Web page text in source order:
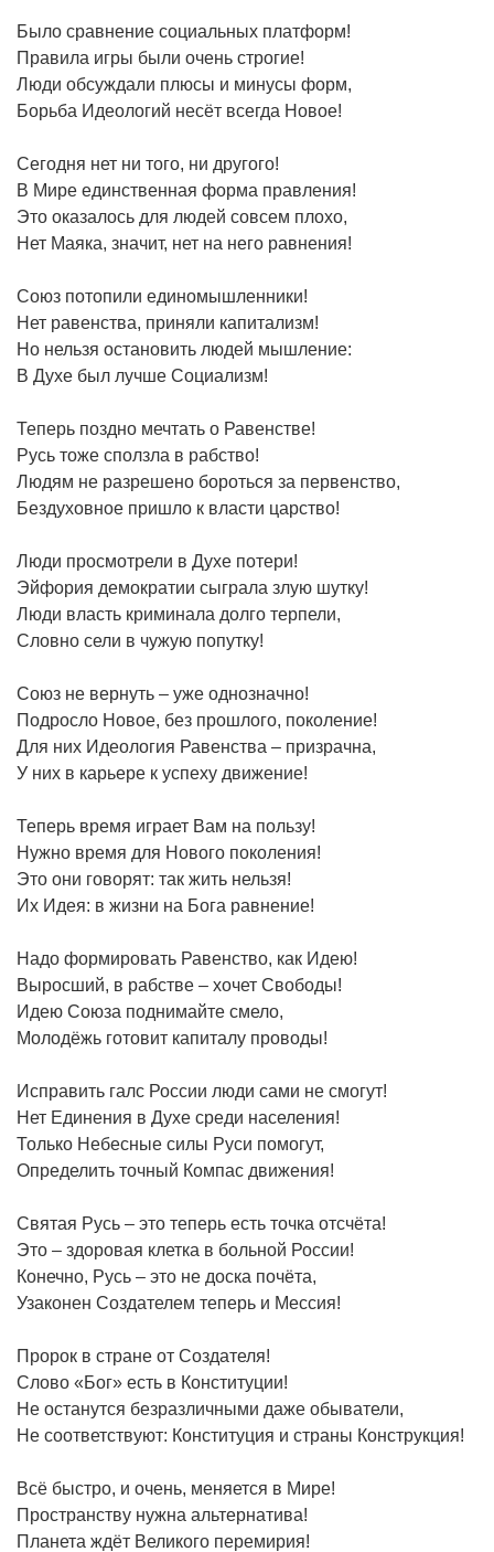
Было сравнение социальных платформ!
Правила игры были очень строгие!
Люди обсуждали плюсы и минусы форм,
Борьба Идеологий несёт всегда Новое!
Сегодня нет ни того, ни другого!
В Мире единственная форма правления!
Это оказалось для людей совсем плохо,
Нет Маяка, значит, нет на него равнения!
Союз потопили единомышленники!
Нет равенства, приняли капитализм!
Но нельзя остановить людей мышление:
В Духе был лучше Социализм!
Теперь поздно мечтать о Равенстве!
Русь тоже сползла в рабство!
Людям не разрешено бороться за первенство,
Бездуховное пришло к власти царство!
Люди просмотрели в Духе потери!
Эйфория демократии сыграла злую шутку!
Люди власть криминала долго терпели,
Словно сели в чужую попутку!
Союз не вернуть – уже однозначно!
Подросло Новое, без прошлого, поколение!
Для них Идеология Равенства – призрачна,
У них в карьере к успеху движение!
Теперь время играет Вам на пользу!
Нужно время для Нового поколения!
Это они говорят: так жить нельзя!
Их Идея: в жизни на Бога равнение!
Надо формировать Равенство, как Идею!
Выросший, в рабстве – хочет Свободы!
Идею Союза поднимайте смело,
Молодёжь готовит капиталу проводы!
Исправить галс России люди сами не смогут!
Нет Единения в Духе среди населения!
Только Небесные силы Руси помогут,
Определить точный Компас движения!
Святая Русь – это теперь есть точка отсчёта!
Это – здоровая клетка в больной России!
Конечно, Русь – это не доска почёта,
Узаконен Создателем теперь и Мессия!
Пророк в стране от Создателя!
Слово «Бог» есть в Конституции!
Не останутся безразличными даже обыватели,
Не соответствуют: Конституция и страны Конструкция!
Всё быстро, и очень, меняется в Мире!
Пространству нужна альтернатива!
Планета ждёт Великого перемирия!